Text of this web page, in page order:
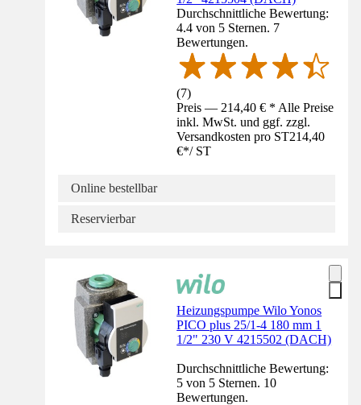
Durchschnittliche Bewertung:
4.4 von 5 Sternen. 7
Bewertungen.
(7)
Preis — 214,40 € * Alle Preise
inkl. MwSt. und ggf. zzgl.
Versandkosten pro ST214,40
€*/ ST
Online bestellbar
Reservierbar
Heizungspumpe Wilo Yonos
PICO plus 25/1-4 180 mm 1
1/2" 230 V 4215502 (DACH)
Durchschnittliche Bewertung:
5 von 5 Sternen. 10
Bewertungen.